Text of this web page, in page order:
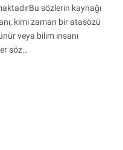
sözlerin kaynağı
kimi zaman bir atasözü
veya bilim insanı
söz…